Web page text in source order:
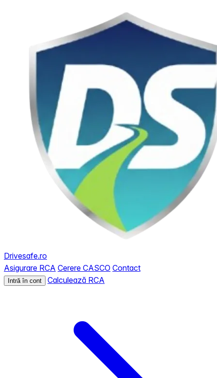
Drivesafe.ro
Asigurare RCA Cerere CASCO Contact
Intră în cont Calculează RCA